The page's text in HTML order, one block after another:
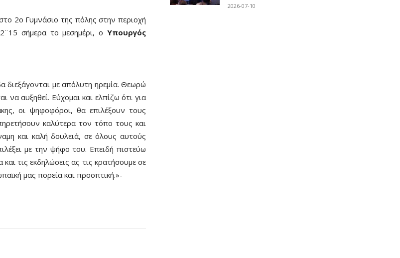
2ο Γυμνάσιο της πόλης στην περιοχή
σήμερα το μεσημέρι, ο Υπουργός
διεξάγονται με απόλυτη ηρεμία. Θεωρώ
να αυξηθεί. Εύχομαι και ελπίζω ότι για
οι ψηφοφόροι, θα επιλέξουν τους
καλύτερα τον τόπο τους και
και καλή δουλειά, σε όλους αυτούς
με την ψήφο του. Επειδή πιστεύω
τις εκδηλώσεις ας τις κρατήσουμε σε
μας πορεία και προοπτική.»-
2026-07-10